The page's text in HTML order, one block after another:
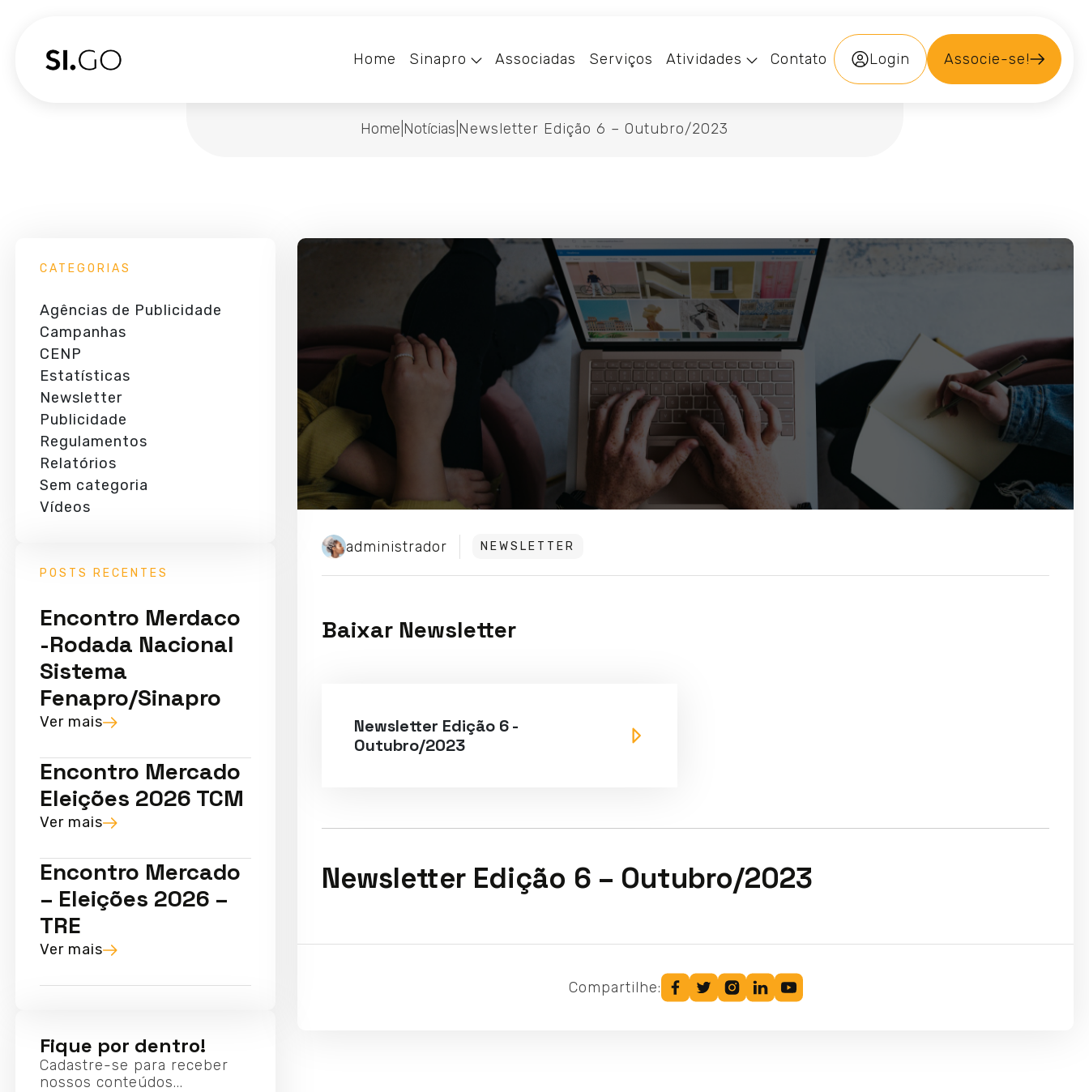
Home Sinapro Associadas Serviços Atividades Contato Login Associe-se!
Home Notícias Newsletter Edição 6 – Outubro/2023
CATEGORIAS
Agências de Publicidade
Campanhas
CENP
Estatísticas
Newsletter
Publicidade
Regulamentos
Relatórios
Sem categoria
Vídeos
POSTS RECENTES
Encontro Merdaco
-Rodada Nacional
Sistema
Fenapro/Sinapro
Ver mais
Encontro Mercado
Eleições 2026 TCM
Ver mais
Encontro Mercado
– Eleições 2026 –
TRE
Ver mais
Fique por dentro!
Cadastre-se para receber
nossos conteúdos...
administrador NEWSLETTER
Baixar Newsletter
Newsletter Edição 6 -
Outubro/2023
Newsletter Edição 6 – Outubro/2023
Compartilhe: